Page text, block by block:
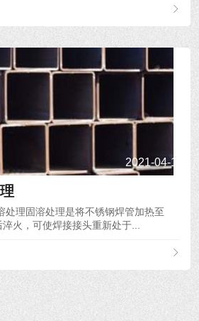
2021-04-19
处理固溶处理是将不锈钢焊管加热至
火，可使焊接接头重新处于...